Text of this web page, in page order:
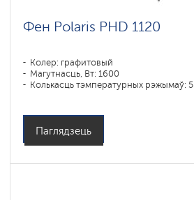
Фен Polaris PHD 1120
Колер: графитовый
Магутнасць, Вт: 1600
Колькасць тэмпературных рэжымаў: 5
Паглядзець